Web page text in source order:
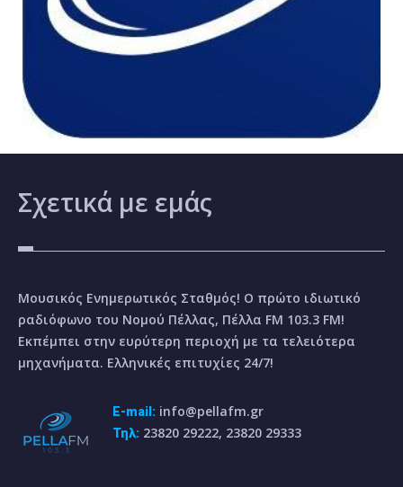
Σχετικά με εμάς
Μουσικός Ενημερωτικός Σταθμός! Ο πρώτο ιδιωτικό
ραδιόφωνο του Νομού Πέλλας, Πέλλα FM 103.3 FM!
Εκπέμπει στην ευρύτερη περιοχή με τα τελειότερα
μηχανήματα. Ελληνικές επιτυχίες 24/7!
E-mail: info@pellafm.gr
Τηλ: 23820 29222, 23820 29333